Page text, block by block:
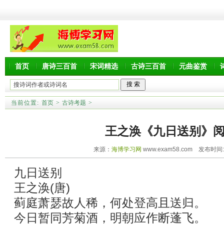
首页 唐诗三百首 宋词精选 古诗三百首 元曲鉴赏
当前位置: 首页 > 古诗考题 >
王之涣《九日送别》
来源： 海博学习网 www.exam58.com 发布时间
九日送别
王之涣(唐)
蓟庭萧瑟故人稀，何处登高且送归。
今日暂同芳菊酒，明朝应作断蓬飞。